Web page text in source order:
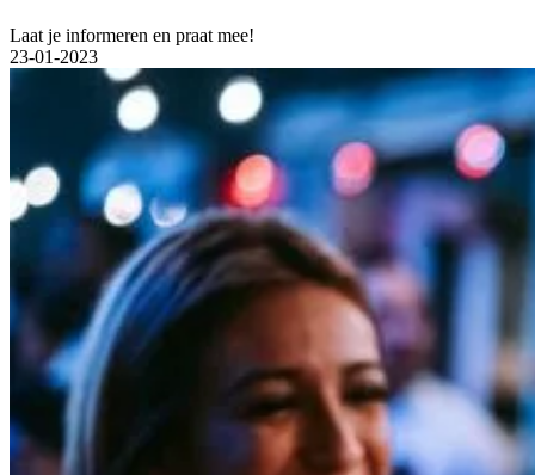
Laat je informeren en praat mee!
23-01-2023